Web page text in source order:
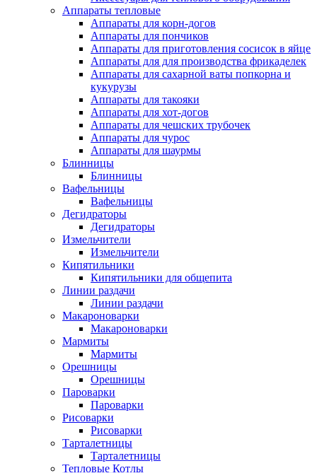
Аппараты тепловые
Аппараты для корн-догов
Аппараты для пончиков
Аппараты для приготовления сосисок в яйце
Аппараты для для производства фрикаделек
Аппараты для сахарной ваты попкорна и
кукурузы
Аппараты для такояки
Аппараты для хот-догов
Аппараты для чешских трубочек
Аппараты для чурос
Аппараты для шаурмы
Блинницы
Блинницы
Вафельницы
Вафельницы
Дегидраторы
Дегидраторы
Измельчители
Измельчители
Кипятильники
Кипятильники для общепита
Линии раздачи
Линии раздачи
Макароноварки
Макароноварки
Мармиты
Мармиты
Орешницы
Орешницы
Пароварки
Пароварки
Рисоварки
Рисоварки
Тарталетницы
Тарталетницы
Тепловые Котлы